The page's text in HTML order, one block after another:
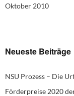
Oktober 2010
Neueste Beiträge
NSU Prozess – Die
Förderpreise 2020